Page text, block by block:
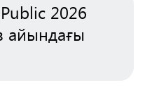
2026
айындағы